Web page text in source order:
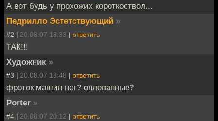
А вот будь у прохожих короткоствол...
Педрилло Эстетствующий »
#2 | 20.08.07 18:33 | ответить
ТАК!!!
Художник »
#3 | 20.08.07 18:48 | ответить
фроток машин нет? оплеванные?
Porter »
#4 | 20.08.07 20:12 | ответить